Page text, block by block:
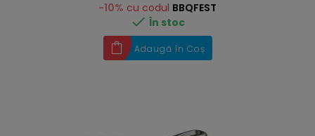
-10% cu codul BBQFEST
 În stoc
Adaugă în Coș